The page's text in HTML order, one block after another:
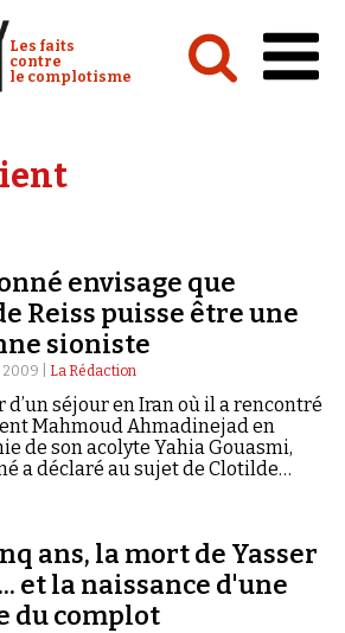
Conspiracy Watch :
Les faits
contre
le complotisme
de presse
envisage que
Reiss puisse être une
sioniste
| La Rédaction
d’un séjour en Iran où il a rencontré
Mahmoud Ahmadinejad en
de son acolyte Yahia Gouasmi,
a déclaré au sujet de Clotilde
ans, la mort de Yasser
et la naissance d'une
du complot